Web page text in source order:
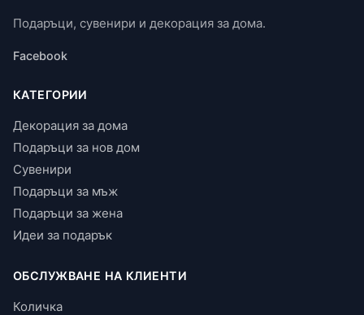
Подаръци, сувенири и декорация за дома.
Facebook
КАТЕГОРИИ
Декорация за дома
Подаръци за нов дом
Сувенири
Подаръци за мъж
Подаръци за жена
Идеи за подарък
ОБСЛУЖВАНЕ НА КЛИЕНТИ
Количка